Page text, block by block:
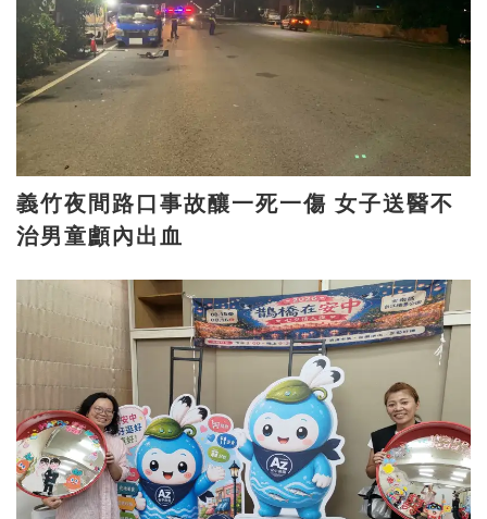
義竹夜間路口事故釀一死一傷 女子送醫不
治男童顱內出血